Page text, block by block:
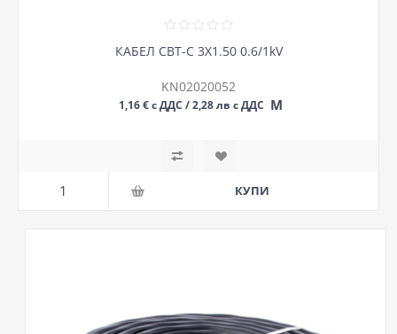
КАБЕЛ СВТ-С 3Х1.50 0.6/1kV
KN02020052
1,16 € с ДДС / 2,28 лв с ДДС М